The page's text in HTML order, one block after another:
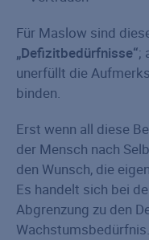
Für Maslow sind
„Defizitbedürfnisse“;
unerfüllt die
binden.
Erst wenn all diese
der Mensch nach
den Wunsch, die
Es handelt sich bei
Abgrenzung zu den
Wachstumsbedürfnis.